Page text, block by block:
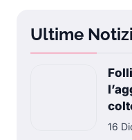
Ultime
16